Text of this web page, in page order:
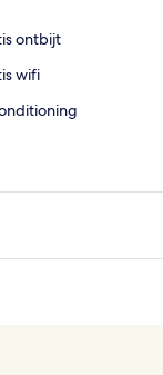
ontbijt
wifi